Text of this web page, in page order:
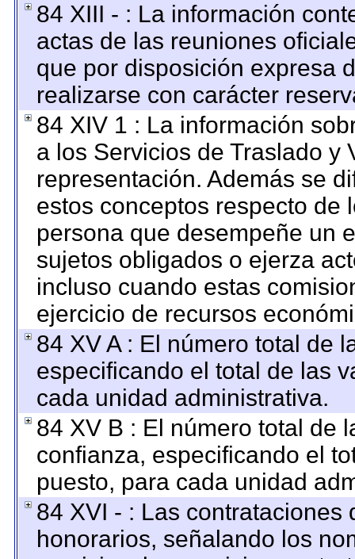
84 XIII - : La información
actas de las reuniones
que por disposición expresa
realizarse con carácter
84 XIV 1 : La información
a los Servicios de Traslado y
representación. Además se
estos conceptos respecto de
persona que desempeñe un
sujetos obligados o ejerza
incluso cuando estas
ejercicio de recursos
84 XV A : El número total de
especificando el total de las
cada unidad administrativa.
84 XV B : El número total de
confianza, especificando el
puesto, para cada unidad
84 XVI - : Las
honorarios, señalando los